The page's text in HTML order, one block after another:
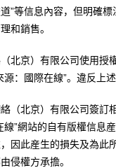
”等信息內容，但明確
和銷售。
北京）有限公司使用
源：國際在線”。違反上
（北京）有限公司簽訂
線”網站的自有版權信息
因此産生的損失及為此
侵權方承擔。